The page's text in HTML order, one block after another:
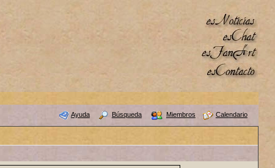
Ayuda Búsqueda Miembros Calendario